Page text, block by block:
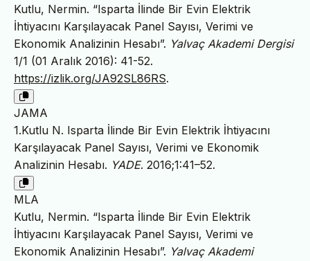
Kutlu, Nermin. “Isparta İlinde Bir Evin Elektrik
İhtiyacını Karşılayacak Panel Sayısı, Verimi ve
Ekonomik Analizinin Hesabı”. Yalvaç Akademi Dergisi
1/1 (01 Aralık 2016): 41-52.
https://izlik.org/JA92SL86RS.
JAMA
1.Kutlu N. Isparta İlinde Bir Evin Elektrik İhtiyacını
Karşılayacak Panel Sayısı, Verimi ve Ekonomik
Analizinin Hesabı. YADE. 2016;1:41–52.
MLA
Kutlu, Nermin. “Isparta İlinde Bir Evin Elektrik
İhtiyacını Karşılayacak Panel Sayısı, Verimi ve
Ekonomik Analizinin Hesabı”. Yalvaç Akademi